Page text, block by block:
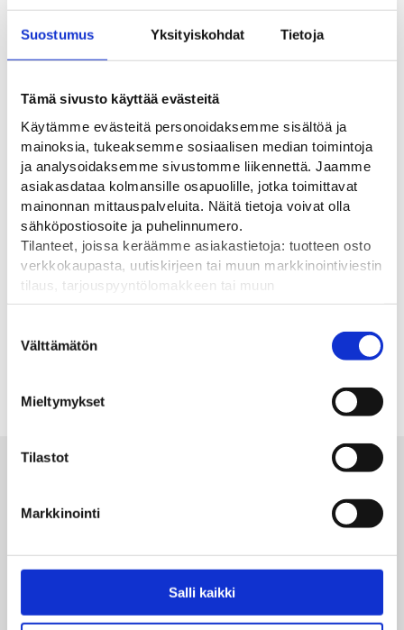
Suostumus Yksityiskohdat Tietoja
Tämä sivusto käyttää evästeitä
Käytämme evästeitä personoidaksemme sisältöä ja
mainoksia, tukeaksemme sosiaalisen median toimintoja
ja analysoidaksemme sivustomme liikennettä. Jaamme
asiakasdataa kolmansille osapuolille, jotka toimittavat
mainonnan mittauspalveluita. Näitä tietoja voivat olla
sähköpostiosoite ja puhelinnumero.
Tilanteet, joissa keräämme asiakastietoja: tuotteen osto
verkkokaupasta, uutiskirjeen tai muun markkinointiviestin
tilaus, tarjouspyyntölomakkeen tai muun
yhteydenottolomakkeen lähettäminen, käyttäjätilin
pyydetään erillinen suostumus tiedon käyttämiseen
markkinoinnissa. Hyväksymällä mainontaevästeet,
mainonnan mittaamista varten.
valinta
Välttämätön
Mieltymykset
Tilastot
Markkinointi
Salli kaikki
13,90€ 17,15€
Verkkosuoja-aidan maahan